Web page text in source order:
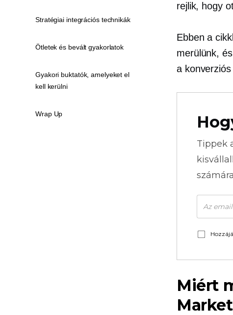
rejlik, hogy
Ebben a
merülünk,
a
Tippek
Miért
Stratégiai integrációs technikák
Ötletek és bevált gyakorlatok
Gyakori buktatók, amelyeket el
kell kerülni
Wrap Up